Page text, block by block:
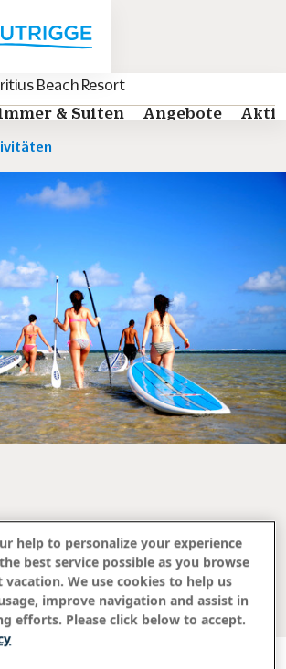
Beach Resort
& Suiten Angebote
help to personalize your experience
best service possible as you browse
We use cookies to help us
improve navigation and assist in
efforts. Please click below to accept.